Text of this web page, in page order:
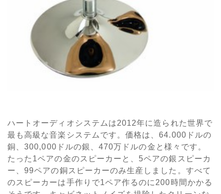
ハートオーディオシステムは2012年に造られた世界で
最も高級な音楽システムです。価格は、64.000ドルの
銅、300,000ドルの銀、470万ドルの金と様々です。
たった1ペアの金のスピーカーと、5ペアの銀スピーカ
ー、99ペアの銅スピーカーのみ生産しました。すべて
のスピーカーは手作りで1ペア作るのに200時間かかる